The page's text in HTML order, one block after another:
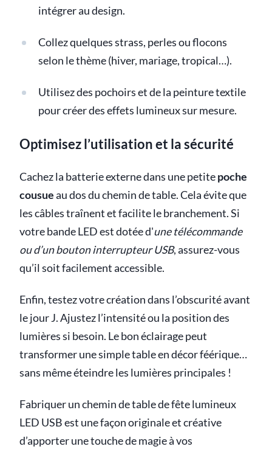
intégrer au design.
Collez quelques strass, perles ou flocons
selon le thème (hiver, mariage, tropical…).
Utilisez des pochoirs et de la peinture textile
pour créer des effets lumineux sur mesure.
Optimisez l’utilisation et la sécurité
Cachez la batterie externe dans une petitepoche
cousueau dos du chemin de table. Cela évite que
les câbles traînent et facilite le branchement. Si
votre bande LED est dotée d'une télécommande
ou d’un bouton interrupteur USB, assurez-vous
qu’il soit facilement accessible.
Enfin, testez votre création dans l’obscurité avant
le jour J. Ajustez l’intensité ou la position des
lumières si besoin. Le bon éclairage peut
transformer une simple table en décor féérique…
sans même éteindre les lumières principales !
Fabriquer un chemin de table de fête lumineux
LED USB est une façon originale et créative
d’apporter une touche de magie à vos